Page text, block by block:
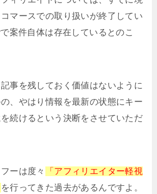
マースでの取り扱いが終了してい
案件自体は存在しているとのこ
事を残しておく価値はないように
、やはり情報を最新の状態にキー
続けるという決断をさせていただ
ーは度々
「アフィリエイター軽視
を行ってきた過去があるんですよ。